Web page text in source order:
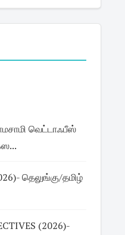
வெட்டாஃபீஸ்
தெலுங்கு/தமிழ்
(2026)-